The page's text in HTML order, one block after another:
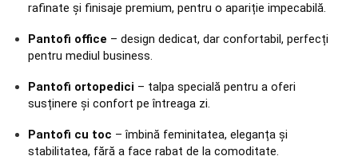
rafinate și finisaje premium, pentru o apariție impecabilă.
Pantofi office – design dedicat, dar confortabil, perfecți
pentru mediul business.
Pantofi ortopedici – talpa specială pentru a oferi
susținere și confort pe întreaga zi.
Pantofi cu toc – îmbină feminitatea, eleganța și
stabilitatea, fără a face rabat de la comoditate.